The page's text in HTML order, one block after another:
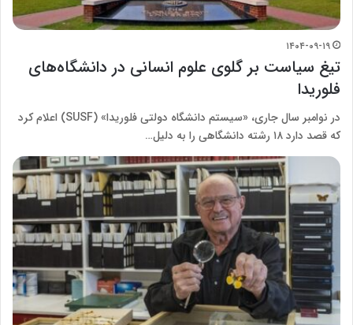
۱۴۰۴-۰۹-۱۹
تیغ سیاست بر گلوی علوم انسانی در دانشگاه‌های
فلوریدا
در نوامبر سال جاری، «سیستم دانشگاه دولتی فلوریدا» (SUSF) اعلام کرد
که قصد دارد ۱۸ رشته دانشگاهی را به دلیل…